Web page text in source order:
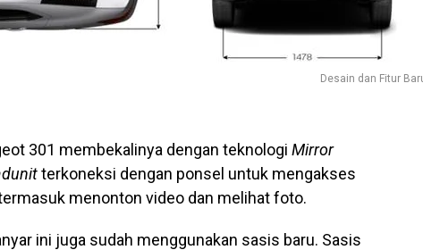
Desain dan Fitur
301 membekalinya dengan teknologi Mirror
terkoneksi dengan ponsel untuk mengakses
menonton video dan melihat foto.
ini juga sudah menggunakan sasis baru. Sasis